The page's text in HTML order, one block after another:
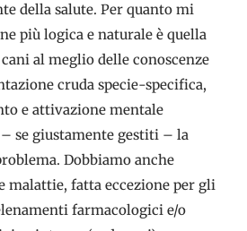
della salute. Per quanto mi
più logica e naturale è quella
al meglio delle conoscenze
cruda specie-specifica,
e attivazione mentale
se giustamente gestiti – la
Dobbiamo anche
malattie, fatta eccezione per gli
farmacologici e/o